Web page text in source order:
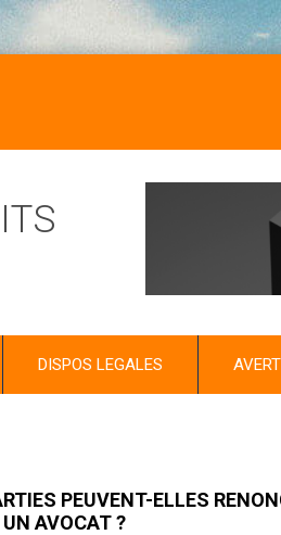
DISPOS LEGALES
PEUVENT-ELLES
AVOCAT ?